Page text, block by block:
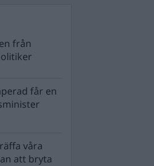
från
får en
våra
att bryta